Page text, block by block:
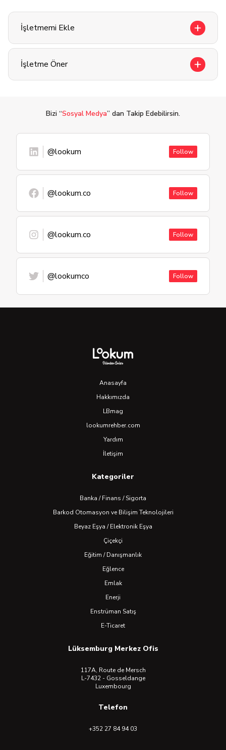
İşletmemi Ekle
İşletme Öner
Bizi “Sosyal Medya” dan Takip Edebilirsin.
@lookum Follow
@lookum.co Follow
@lookum.co Follow
@lookumco Follow
Anasayfa
Hakkımızda
LBmag
lookumrehber.com
Yardım
İletişim
Kategoriler
Banka / Finans / Sigorta
Barkod Otomasyon ve Bilişim Teknolojileri
Beyaz Eşya / Elektronik Eşya
Çiçekçi
Eğitim / Danışmanlık
Eğlence
Emlak
Enerji
Enstrüman Satış
E-Ticaret
Lüksemburg Merkez Ofis
117A, Route de Mersch
L-7432 - Gosseldange
Luxembourg
Telefon
+352 27 84 94 03